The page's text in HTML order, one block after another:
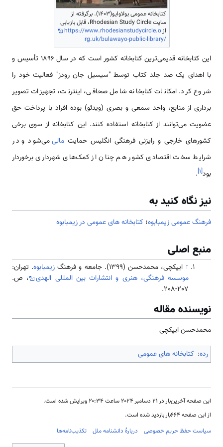
کتابخانه عمومی بولاوایو(1403). برگرفته از
سایت Rhodesian Study Circle، قابل بازیابی
ازhttps://www.rhodesianstudycircle.o
rg.uk/bulawayo-public-library/
این کتابخانه قدیمی‌ترین کتابخانه کشور است که در سال 1896 تأسیس و
با اهدای یک صد جلد کتاب توسط "سیسیل جان رودز" فعالیت خود را
شروع کرد. امکانات کتابخانه شامل صحافی، اینترنت، تجهیزات تصویر
برداری از منابع، واحد سمعی و بصری (ویدئو) بوده افراد با پرداخت حق
عضویت می‌توانند از کتابخانه استفاده کنند. این کتابخانه از سوی برخی
کشورهای خارجی و رایزنی فرهنگی انگلیس حمایت مالیمی‌شود و در
شرایط سخت اقتصادی کشور هم چنان از کمک‌های شهرداری برخوردار
بود[۱]
.
نیز نگاه کنید به
فرهنگ عمومی زیمبابوه؛ كتابخانه های عمومی در زیمبابوه
منبع اصلی
↑ ایپکچی، محمدحسن (1399). جامعه و فرهنگ زیمبابوه. تهران:
موسسه فرهنگی، هنری و انتشارات بین المللی الهدی
، ص.
207-208.
نویسنده مقاله
محمدحسن ایپکچی
رده: کتابخانه های عمومی
این صفحه آخرین‌بار در ‏۲۱ دسامبر ۲۰۲۴ ساعت ‏۲۰:۳۴ ویرایش شده است.
از این صفحه ۶۶۴بار بازدید شده است.
سیاست حفظ حریم خصوصی
دربارهٔ دانشنامه ملل تکذیب‌نامه‌ها